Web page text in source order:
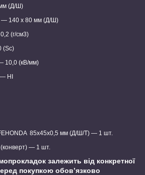
(Д/Ш)
— 140 х 80 мм (Д/Ш)
(г/см3)
(Sc)
10,0 (кВ/мм)
— НІ
85х45х0,5 мм (Д/Ш/Т) — 1 шт.
— 1 шт.
залежить від конкретної
покупкою обов’язково